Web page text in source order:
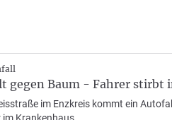
gegen Baum - Fahrer stirbt
im Enzkreis kommt ein
Krankenhaus.